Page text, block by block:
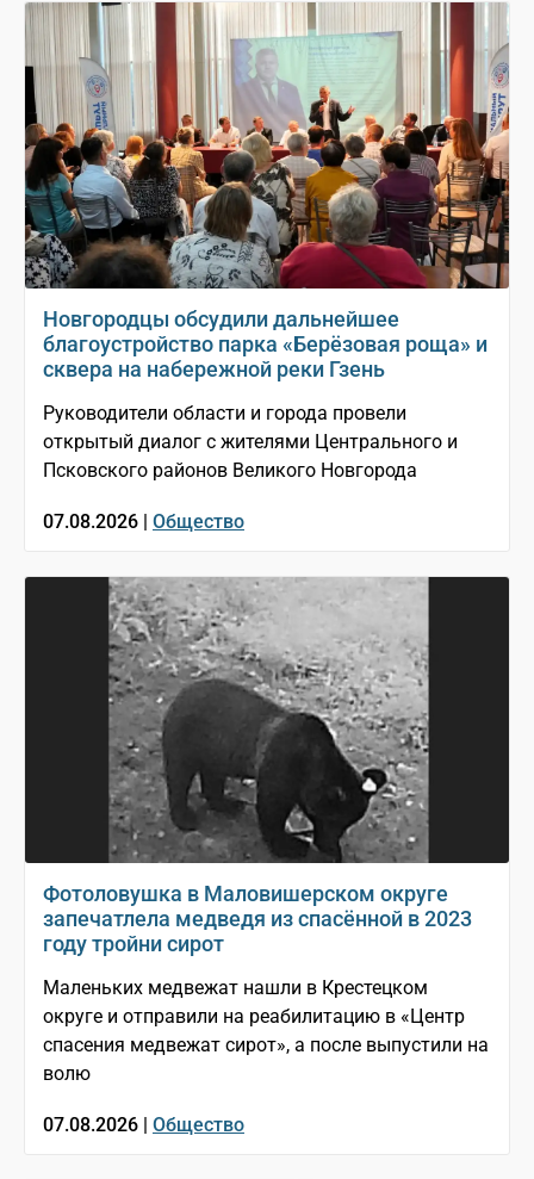
Новгородцы обсудили дальнейшее
благоустройство парка «Берёзовая роща» и
сквера на набережной реки Гзень
Руководители области и города провели
открытый диалог с жителями Центрального и
Псковского районов Великого Новгорода
07.08.2026 | Общество
Фотоловушка в Маловишерском округе
запечатлела медведя из спасённой в 2023
году тройни сирот
Маленьких медвежат нашли в Крестецком
округе и отправили на реабилитацию в «Центр
спасения медвежат сирот», а после выпустили на
волю
07.08.2026 | Общество